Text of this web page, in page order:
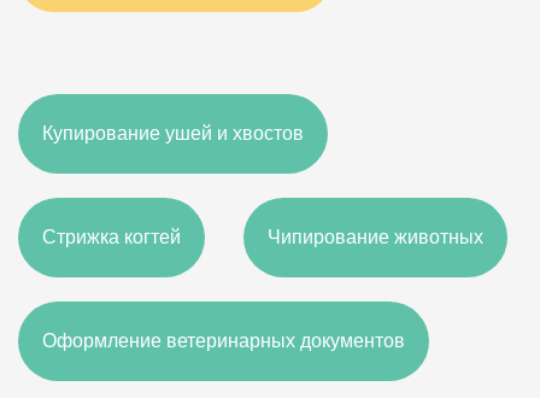
Купирование ушей и хвостов
Стрижка когтей Чипирование животных
Оформление ветеринарных документов